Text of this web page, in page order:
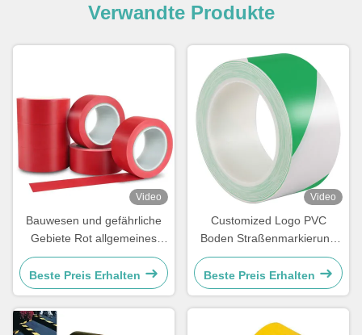
Verwandte Produkte
Video
Bauwesen und gefährliche
Gebiete Rot allgemeines
Gebrauchsband zur
Kabelmarkierung
Beste Preis Erhalten
Video
Customized Logo PVC
Boden Straßenmarkierung
Band Jumbo Roll für
Warnschilder
Beste Preis Erhalten